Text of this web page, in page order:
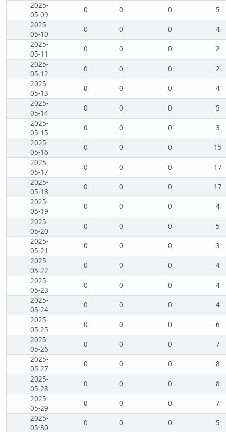
2025-
05-09
0 0 0
5
2025-
05-10
0 0 0
4
2025-
05-11
0 0 0
2
2025-
05-12
0 0 0
2
2025-
05-13
0 0 0
4
2025-
05-14
0 0 0
5
2025-
05-15
0 0 0
3
2025-
05-16
0 0 0
15
2025-
05-17
0 0 0
17
2025-
05-18
0 0 0
17
2025-
05-19
0 0 0
4
2025-
05-20
0 0 0
5
2025-
05-21
0 0 0
3
2025-
05-22
0 0 0
4
2025-
05-23
0 0 0
4
2025-
05-24
0 0 0
4
2025-
05-25
0 0 0
6
2025-
05-26
0 0 0
7
2025-
05-27
0 0 0
8
2025-
05-28
0 0 0
8
2025-
05-29
0 0 0
7
2025-
05-30
0 0 0
5